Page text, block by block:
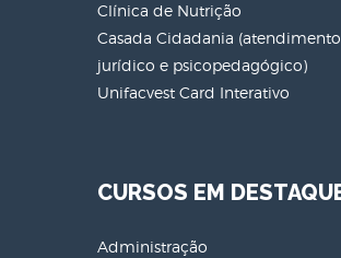
Clínica de Nutrição
Casada Cidadania (atendimento
jurídico e psicopedagógico)
Unifacvest Card Interativo
CURSOS EM
Administração